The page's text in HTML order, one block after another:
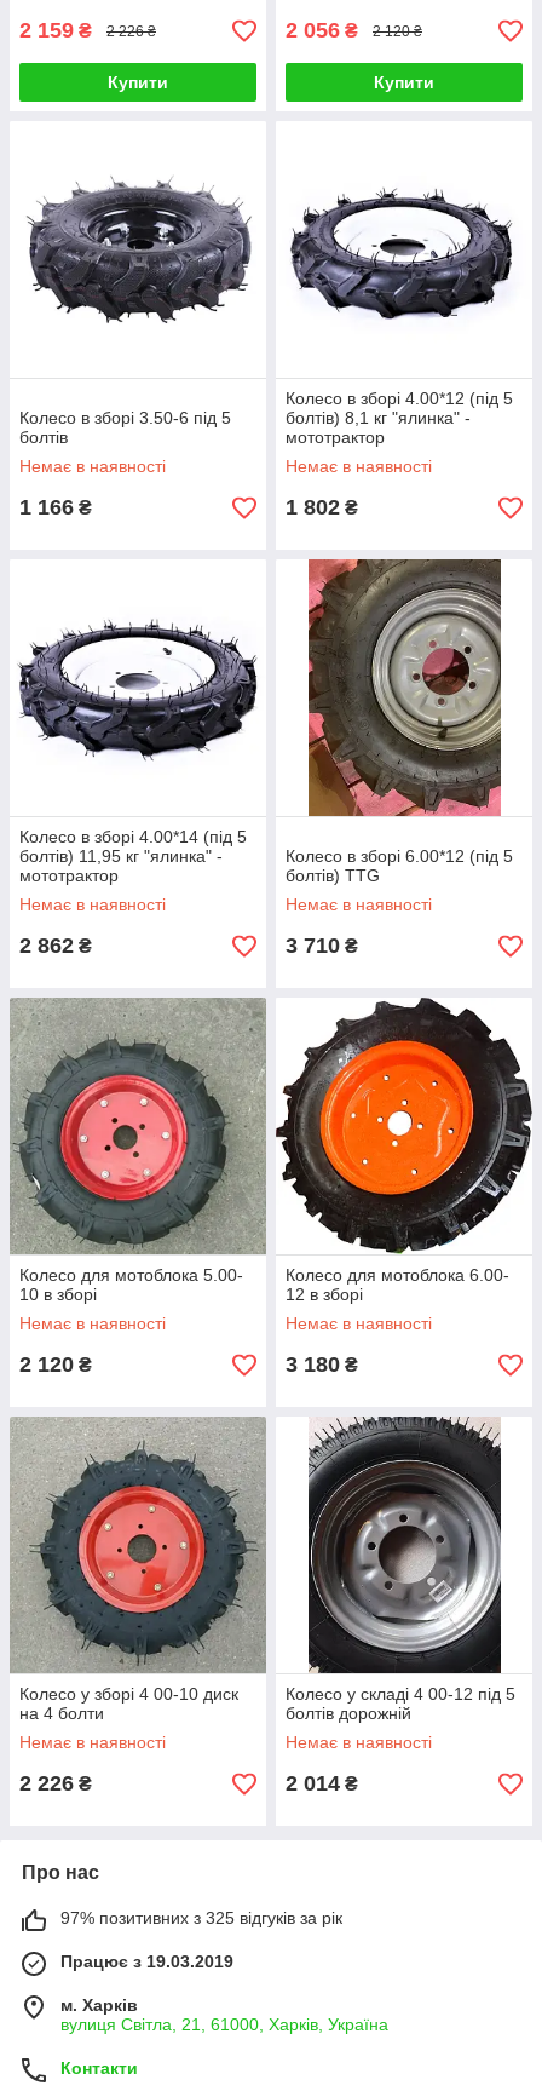
2 159 ₴ 2 226 ₴
Купити
2 056 ₴ 2 120 ₴
Купити
Колесо в зборі 3.50-6 під 5
болтів
Немає в наявності
1 166 ₴
Колесо в зборі 4.00*12 (під 5
болтів) 8,1 кг "ялинка" -
мототрактор
Немає в наявності
1 802 ₴
Колесо в зборі 4.00*14 (під 5
болтів) 11,95 кг "ялинка" -
мототрактор
Немає в наявності
2 862 ₴
Колесо в зборі 6.00*12 (під 5
болтів) TTG
Немає в наявності
3 710 ₴
Колесо для мотоблока 5.00-
10 в зборі
Немає в наявності
2 120 ₴
Колесо для мотоблока 6.00-
12 в зборі
Немає в наявності
3 180 ₴
Колесо у зборі 4 00-10 диск
на 4 болти
Немає в наявності
2 226 ₴
Колесо у складі 4 00-12 під 5
болтів дорожній
Немає в наявності
2 014 ₴
Про нас
97% позитивних з 325 відгуків за рік
Працює з 19.03.2019
м. Харків
вулиця Світла, 21, 61000, Харків, Україна
Контакти